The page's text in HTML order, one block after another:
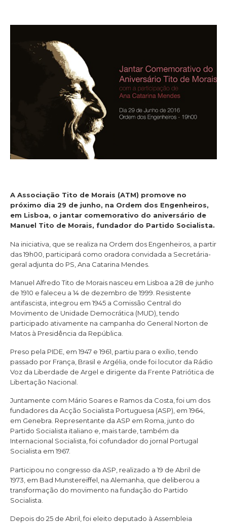
A Associação Tito de Morais (ATM) promove no
próximo dia 29 de junho, na Ordem dos Engenheiros,
em Lisboa, o jantar comemorativo do aniversário de
Manuel Tito de Morais, fundador do Partido Socialista.
Na iniciativa, que se realiza na Ordem dos Engenheiros, a partir
das 19h00, participará como oradora convidada a Secretária-
geral adjunta do PS, Ana Catarina Mendes.
Manuel Alfredo Tito de Morais nasceu em Lisboa a 28 de junho
de 1910 e faleceu a 14 de dezembro de 1999. Resistente
antifascista, integrou em 1945 a Comissão Central do
Movimento de Unidade Democrática (MUD), tendo
participado ativamente na campanha do General Norton de
Matos à Presidência da República.
Preso pela PIDE, em 1947 e 1961, partiu para o exílio, tendo
passado por França, Brasil e Argélia, onde foi locutor da Rádio
Voz da Liberdade de Argel e dirigente da Frente Patriótica de
Libertação Nacional.
Juntamente com Mário Soares e Ramos da Costa, foi um dos
fundadores da Acção Socialista Portuguesa (ASP), em 1964,
em Genebra. Representante da ASP em Roma, junto do
Partido Socialista italiano e, mais tarde, também da
Internacional Socialista, foi cofundador do jornal Portugal
Socialista em 1967.
Participou no congresso da ASP, realizado a 19 de Abril de
1973, em Bad Munstereiffel, na Alemanha, que deliberou a
transformação do movimento na fundação do Partido
Socialista.
Depois do 25 de Abril, foi eleito deputado à Assembleia